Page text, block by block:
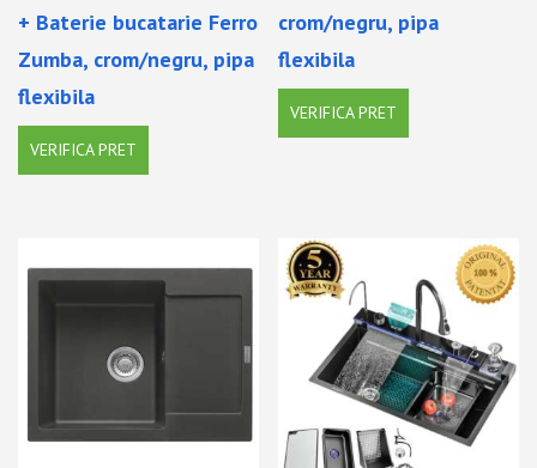
+ Baterie bucatarie Ferro
Zumba, crom/negru, pipa
flexibila
VERIFICA PRET
crom/negru, pipa
flexibila
VERIFICA PRET